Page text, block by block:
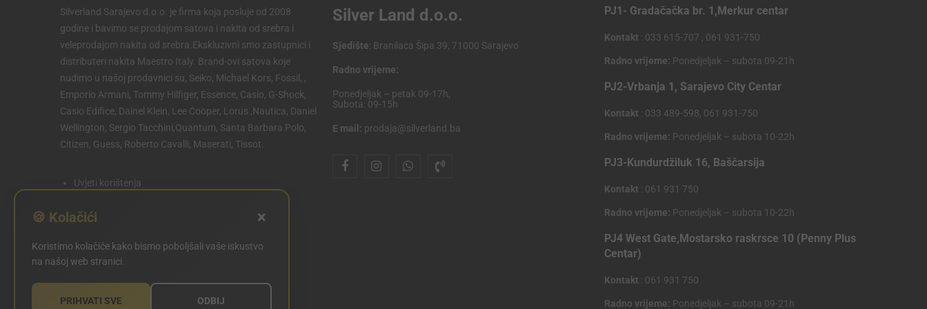
Silverland Sarajevo d.o.o. je firma koja posluje od 2008
godine i bavimo se prodajom satova i nakita od srebra i
veleprodajom nakita od srebra.Ekskluzivni smo zastupnici i
distributeri nakita Maestro Italy. Brand-ovi satova koje
nudimo u našoj prodavnici su, Seiko, Michael Kors, Fossil, ,
Emporio Armani, Tommy Hilfiger, Essence, Casio, G-Shock,
Casio Edifice, Dainel Klein, Lee Cooper, Lorus ,Nautica, Daniel
Wellington, Sergio Tacchini,Quantum, Santa Barbara Polo,
Citizen, Guess, Roberto Cavalli, Maserati, Tissot.
Uvjeti korištenja
Politika kolačića
POSTAVKE KOLAČIĆA
Silver Land d.o.o.
Sjedište: Branilaca Šipa 39, 71000 Sarajevo
Radno vrijeme:
Ponedjeljak – petak 09-17h,
Subota: 09-15h
E mail: prodaja@silverland.ba
PJ1- Gradačačka br. 1,Merkur centar
Kontakt : 033 615-707 , 061 931-750
Radno vrijeme: Ponedjeljak – subota 09-21h
PJ2-Vrbanja 1, Sarajevo City Centar
Kontakt : 033 489-598, 061 931-750
Radno vrijeme: Ponedjeljak – subota 10-22h
PJ3-Kundurdžiluk 16, Baščarsija
Kontakt : 061 931 750
Radno vrijeme: Ponedjeljak – subota 10-22h
PJ4 West Gate,Mostarsko raskrsce 10 (Penny Plus
Centar)
Kontakt : 061 931 750
Radno vrijeme: Ponedjeljak – subota 09-21h
🍪 Kolačići ×
Koristimo kolačiće kako bismo poboljšali vaše iskustvo
na našoj web stranici.
PRIHVATI SVE ODBIJ